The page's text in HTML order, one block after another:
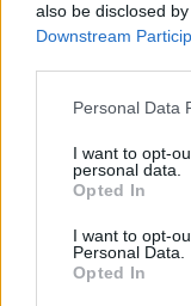
also be disclosed
Downstream
Personal Data
I want to opt-
personal data.
Opted In
I want to opt-
Personal Data.
Opted In
BAYER
UFFICIALI
Bayer